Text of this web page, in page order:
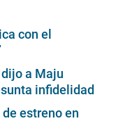
con el
a Maju
infidelidad
de estreno en